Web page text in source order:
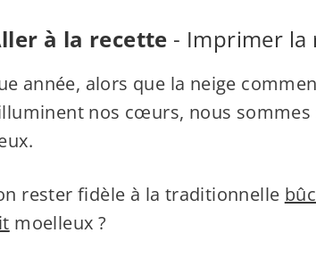
à la recette - Imprimer la
année, alors que la neige
nos cœurs, nous
rester fidèle à la traditionnelle
moelleux ?